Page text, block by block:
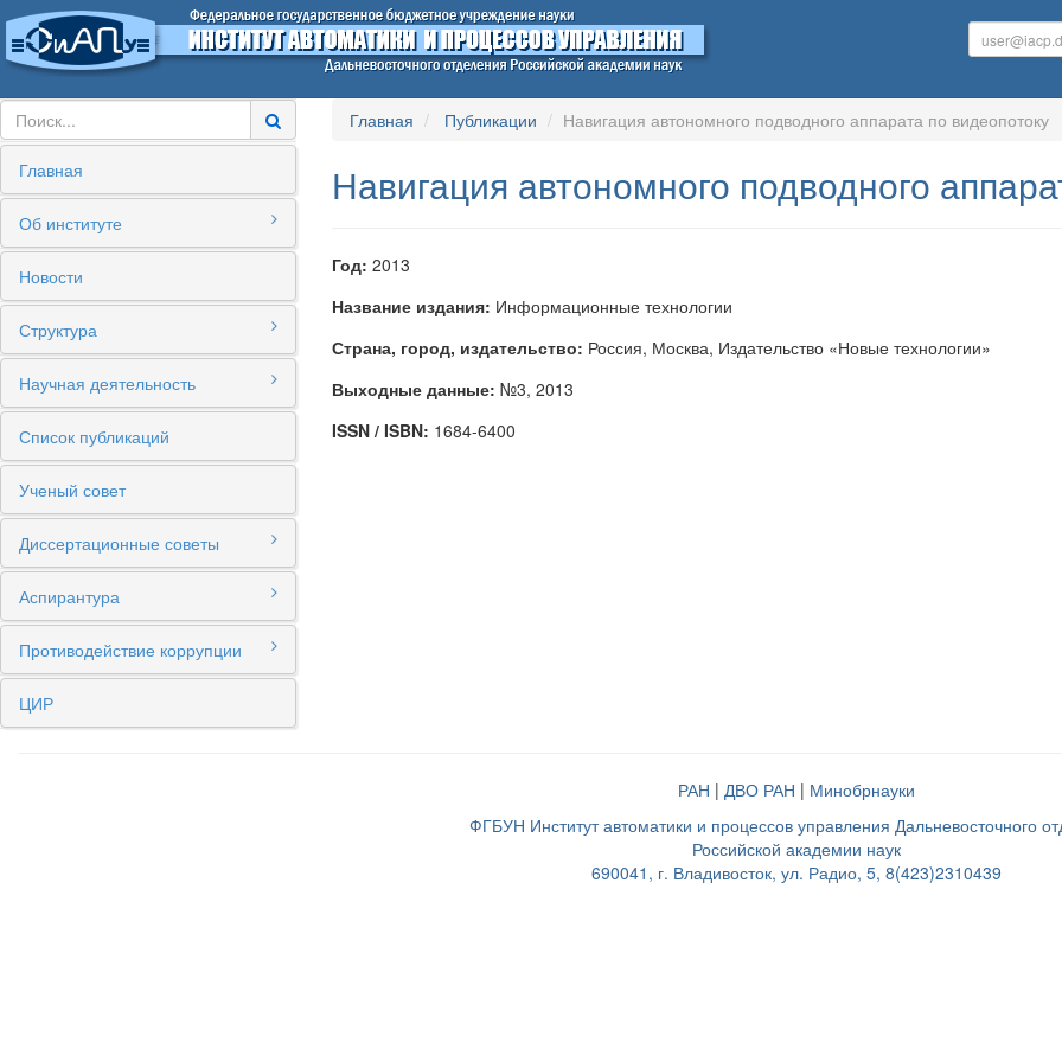
Главная
Об институте
Новости
Структура
Научная деятельность
Список публикаций
Ученый совет
Диссертационные советы
Аспирантура
Противодействие коррупции
ЦИР
Главная Публикации Навигация автономного подводного аппарата по видеопотоку
Навигация автономного подводного
Год: 2013
Название издания: Информационные технологии
Страна, город, издательство: Россия, Москва, Издательство «Новые технологии»
Выходные данные: №3, 2013
ISSN / ISBN: 1684-6400
РАН | ДВО РАН | Минобрнауки
ФГБУН Институт автоматики и процессов управления Дальневосточного
Российской академии наук
690041, г. Владивосток, ул. Радио, 5, 8(423)2310439